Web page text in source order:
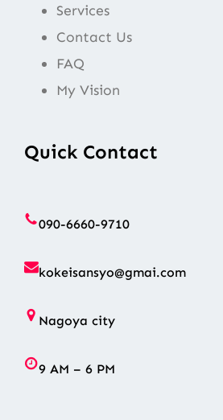
Services
Contact Us
FAQ
My Vision
Quick Contact
090-6660-9710
kokeisansyo@gmai.com
Nagoya city
9 AM – 6 PM